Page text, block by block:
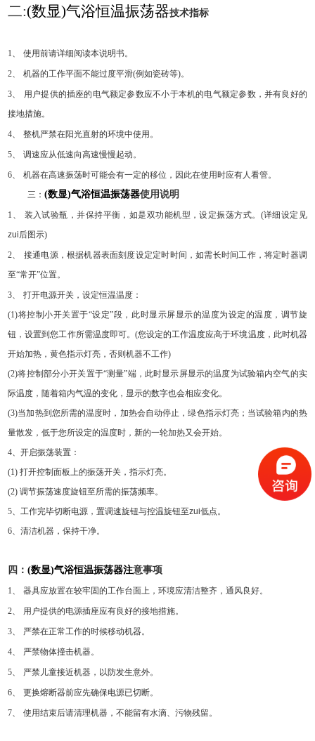
二:(数显)气浴恒温振荡器技术指标
1 使用前请详细阅读本说明书。
2 机器的工作平面不能过度平滑(例如瓷砖等)。
3
用户提供的插座的电气额定参数应不小于本机的电气额定参数，并有良好的
接地措施。
4 整机严禁在阳光直射的环境中使用。
5 调速应从低速向高速慢慢起动。
6
机器在高速振荡时可能会有一定的移位，因此在使用时应有人看管。
三：(数显)气浴恒温振荡器使用说明
1 装入试验瓶，并保持平衡，如是双功能机型，设定振荡方式。 (详细设定见
zui后图示)
2
接通电源，根据机器表面刻度设定定时时间，如需长时间工作，将定时器调
至“常开”位置。
3
打开电源开关，设定恒温温度：
(1)将控制小开关置于“设定”段，此时显示屏显示的温度为设定的温度，调节旋
钮，设置到您工作所需温度即可。 (您设定的工作温度应高于环境温度，此时机器
开始加热，黄色指示灯亮，否则机器不工作)
(2)将控制部分小开关置于“测量”端，此时显示屏显示的温度为试验箱内空气的实
际温度，随着箱内气温的变化，显示的数字也会相应变化。
(3)当加热到您所需的温度时，加热会自动停止，绿色指示灯亮；当试验箱内的热
量散发，低于您所设定的温度时，新的一轮加热又会开始。
4 、开启振荡装置：
(1)打开控制面板上的振荡开关，指示灯亮。
(2)调节振荡速度旋钮至所需的振荡频率。
5 、工作完毕切断电源，置调速旋钮与控温旋钮至zui低点。
6 、清洁机器，保持干净。
四：(数显)气浴恒温振荡器注意事项
1 器具应放置在较牢固的工作台面上，环境应清洁整齐，通风良好。
2 用户提供的电源插座应有良好的接地措施。
3 严禁在正常工作的时候移动机器。
4 严禁物体撞击机器。
5 严禁儿童接近机器，以防发生意外。
6 更换熔断器前应先确保电源已切断。
7 使用结束后请清理机器，不能留有水滴、污物残留。